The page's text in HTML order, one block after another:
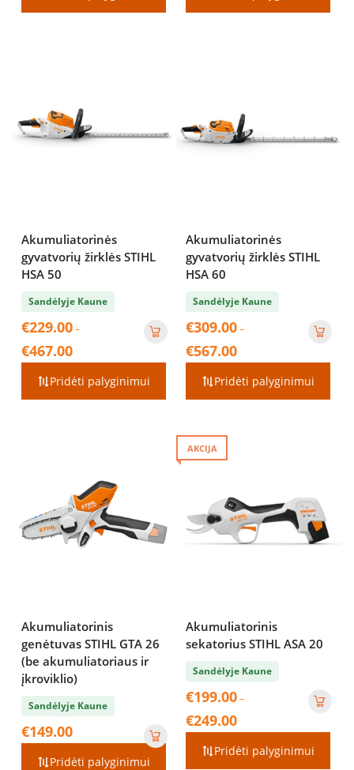
Akumuliatorinės
gyvatvorių žirklės STIHL
HSA 50
Sandėlyje Kaune
€229.00–
€467.00Price
range:
€229.00
Pridėti palyginimui
Akumuliatorinės
gyvatvorių žirklės STIHL
HSA 60
Sandėlyje Kaune
€309.00–
€567.00Price
range:
€309.00
Pridėti palyginimui
Akumuliatorinis
genėtuvas STIHL GTA 26
(be akumuliatoriaus ir
įkroviklio)
Sandėlyje Kaune
€149.00
Pridėti palyginimui
AKCIJA
Akumuliatorinis
sekatorius STIHL ASA 20
Sandėlyje Kaune
€199.00–
€249.00Price
range:
€199.00
Pridėti palyginimui